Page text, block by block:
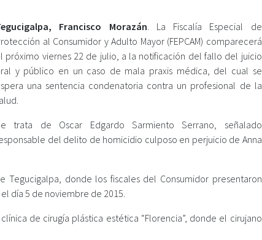
Francisco Morazán. La Fiscalía Especial de
al Consumidor y Adulto Mayor (FEPCAM) comparecerá
próximo viernes 22 de julio, a la notificación del fallo del juicio
y público en un caso de mala praxis médica, del cual se
una sentencia condenatoria contra un profesional de la
trata de Oscar Edgardo Sarmiento Serrano, señalado
del delito de homicidio culposo en perjuicio de Anna
donde los fiscales del Consumidor presentaron
día 5 de noviembre de 2015.
de cirugía plástica estética “Florencia”, donde el cirujano